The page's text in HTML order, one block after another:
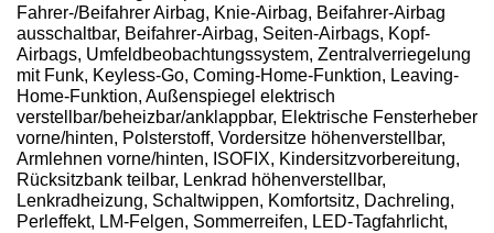
Fahrer-/Beifahrer Airbag, Knie-Airbag, Beifahrer-Airbag
ausschaltbar, Beifahrer-Airbag, Seiten-Airbags, Kopf-
Airbags, Umfeldbeobachtungssystem, Zentralverriegelung
mit Funk, Keyless-Go, Coming-Home-Funktion, Leaving-
Home-Funktion, Außenspiegel elektrisch
verstellbar/beheizbar/anklappbar, Elektrische Fensterheber
vorne/hinten, Polsterstoff, Vordersitze höhenverstellbar,
Armlehnen vorne/hinten, ISOFIX, Kindersitzvorbereitung,
Rücksitzbank teilbar, Lenkrad höhenverstellbar,
Lenkradheizung, Schaltwippen, Komfortsitz, Dachreling,
Perleffekt, LM-Felgen, Sommerreifen, LED-Tagfahrlicht,